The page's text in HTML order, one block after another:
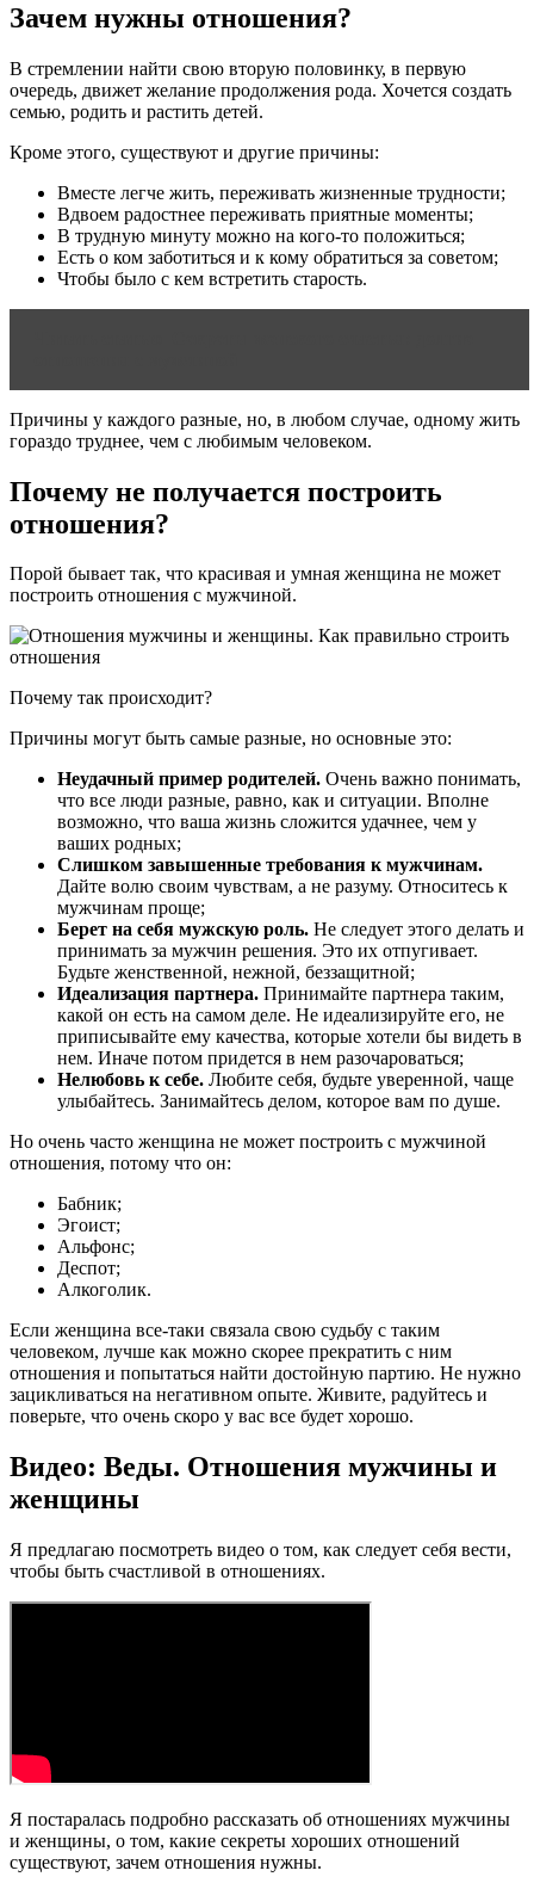
Зачем нужны отношения?
В стремлении найти свою вторую половинку, в первую
очередь, движет желание продолжения рода. Хочется создать
семью, родить и растить детей.
Кроме этого, существуют и другие причины:
Вместе легче жить, переживать жизненные трудности;
Вдвоем радостнее переживать приятные моменты;
В трудную минуту можно на кого-то положиться;
Есть о ком заботиться и к кому обратиться за советом;
Чтобы было с кем встретить старость.
Причины у каждого разные, но, в любом случае, одному жить
гораздо труднее, чем с любимым человеком.
Почему не получается построить
отношения?
Порой бывает так, что красивая и умная женщина не может
построить отношения с мужчиной.
Почему так происходит?
Причины могут быть самые разные, но основные это:
Неудачный пример родителей. Очень важно понимать,
что все люди разные, равно, как и ситуации. Вполне
возможно, что ваша жизнь сложится удачнее, чем у
ваших родных;
Слишком завышенные требования к мужчинам.
Дайте волю своим чувствам, а не разуму. Относитесь к
мужчинам проще;
Берет на себя мужскую роль. Не следует этого делать и
принимать за мужчин решения. Это их отпугивает.
Будьте женственной, нежной, беззащитной;
Идеализация партнера. Принимайте партнера таким,
какой он есть на самом деле. Не идеализируйте его, не
приписывайте ему качества, которые хотели бы видеть в
нем. Иначе потом придется в нем разочароваться;
Нелюбовь к себе. Любите себя, будьте уверенной, чаще
улыбайтесь. Занимайтесь делом, которое вам по душе.
Но очень часто женщина не может построить с мужчиной
отношения, потому что он:
Бабник;
Эгоист;
Альфонс;
Деспот;
Алкоголик.
Если женщина все-таки связала свою судьбу с таким
человеком, лучше как можно скорее прекратить с ним
отношения и попытаться найти достойную партию. Не нужно
зацикливаться на негативном опыте. Живите, радуйтесь и
поверьте, что очень скоро у вас все будет хорошо.
Видео: Веды. Отношения мужчины и
женщины
Я предлагаю посмотреть видео о том, как следует себя вести,
чтобы быть счастливой в отношениях.
Я постаралась подробно рассказать об отношениях мужчины
и женщины, о том, какие секреты хороших отношений
существуют, зачем отношения нужны.